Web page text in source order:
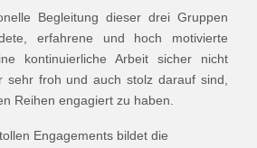
Begleitung dieser drei Gruppen
erfahrene und hoch motivierte
kontinuierliche Arbeit sicher nicht
sehr froh und auch stolz darauf sind,
Reihen engagiert zu haben.
Engagements bildet die